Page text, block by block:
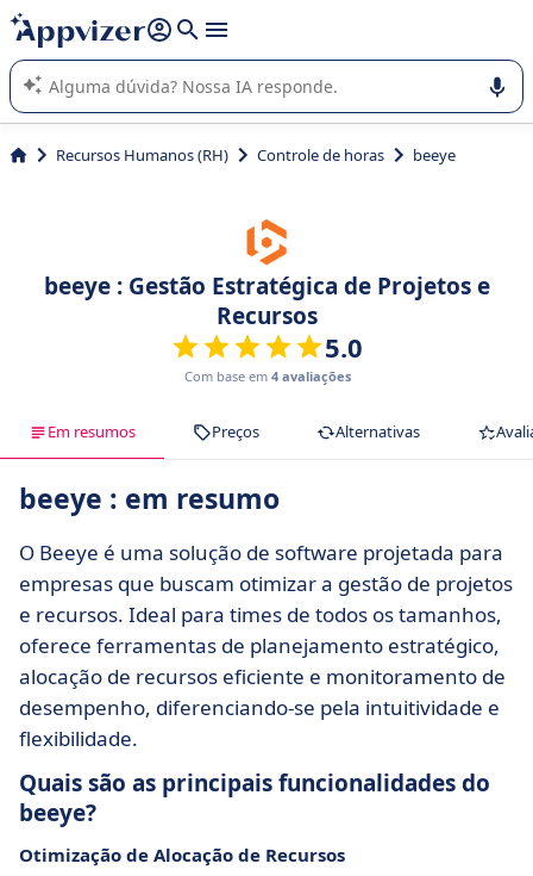
de nossa IA (várias linhas com
A IA do Appvizer o orienta no uso ou na seleção de software
SaaS para sua empresa.
Recursos Humanos (RH) Controle de horas beeye
beeye : Gestão Estratégica de Projetos e
Recursos
5.0
Com base em 4 avaliações
Em resumos Preços Alternativas
beeye : em resumo
O Beeye é uma solução de software projetada para
empresas que buscam otimizar a gestão de projetos
e recursos. Ideal para times de todos os tamanhos,
oferece ferramentas de planejamento estratégico,
alocação de recursos eficiente e monitoramento de
desempenho, diferenciando-se pela intuitividade e
flexibilidade.
Quais são as principais funcionalidades do
beeye?
Otimização de Alocação de Recursos